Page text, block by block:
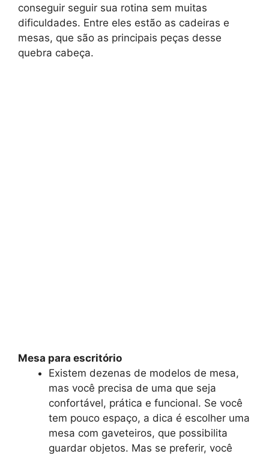
conseguir seguir sua rotina sem muitas
dificuldades. Entre eles estão as cadeiras e
mesas, que são as principais peças desse
quebra cabeça.
Mesa para escritório
Existem dezenas de modelos de mesa,
mas você precisa de uma que seja
confortável, prática e funcional. Se você
tem pouco espaço, a dica é escolher uma
mesa com gaveteiros, que possibilita
guardar objetos. Mas se preferir, você